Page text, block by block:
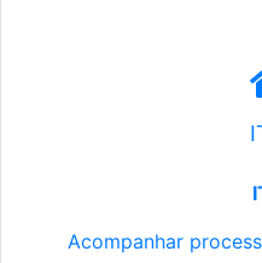
Acompanhar